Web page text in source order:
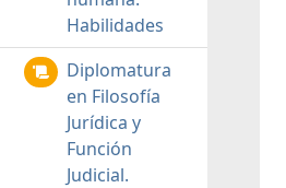
Habilidades
Diplomatura
en Filosofía
Jurídica y
Función
Judicial.